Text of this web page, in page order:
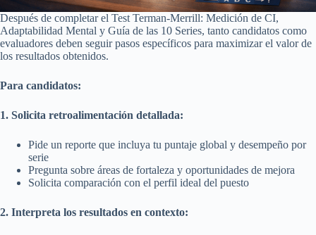
Después de completar el Test Terman-Merrill: Medición de CI,
Adaptabilidad Mental y Guía de las 10 Series, tanto candidatos como
evaluadores deben seguir pasos específicos para maximizar el valor de
los resultados obtenidos.
Para candidatos:
1. Solicita retroalimentación detallada:
Pide un reporte que incluya tu puntaje global y desempeño por
serie
Pregunta sobre áreas de fortaleza y oportunidades de mejora
Solicita comparación con el perfil ideal del puesto
2. Interpreta los resultados en contexto: